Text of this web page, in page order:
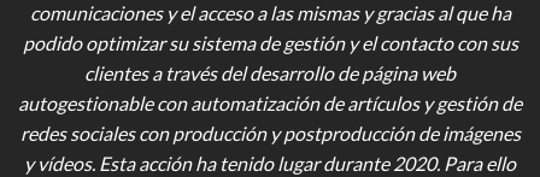
comunicaciones y el acceso a las mismas y gracias al que ha
podido optimizar su sistema de gestión y el contacto con sus
clientes a través del desarrollo de página web
autogestionable con automatización de artículos y gestión de
redes sociales con producción y postproducción de imágenes
y vídeos. Esta acción ha tenido lugar durante 2020. Para ello